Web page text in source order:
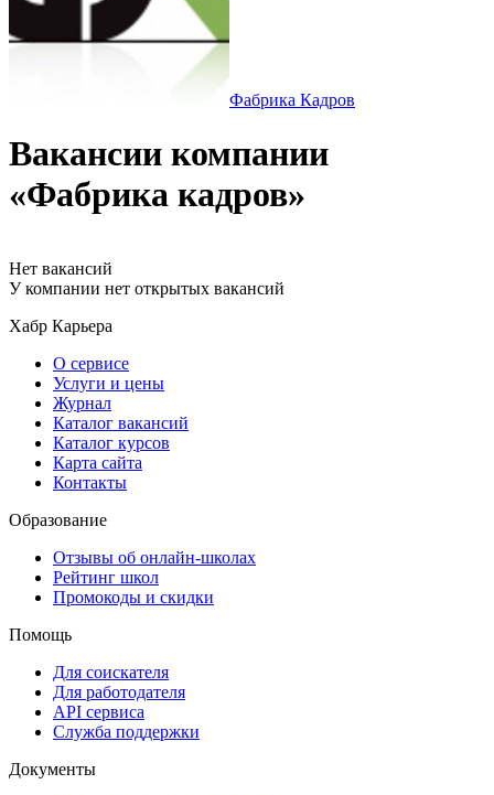
Фабрика Кадров
Вакансии компании
«Фабрика кадров»
Нет вакансий
У компании нет открытых вакансий
Хабр Карьера
О сервисе
Услуги и цены
Журнал
Каталог вакансий
Каталог курсов
Карта сайта
Контакты
Образование
Отзывы об онлайн-школах
Рейтинг школ
Промокоды и скидки
Помощь
Для соискателя
Для работодателя
API сервиса
Служба поддержки
Документы